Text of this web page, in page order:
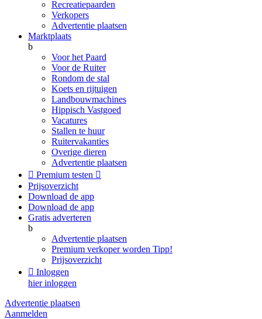
Recreatiepaarden
Verkopers
Advertentie plaatsen
Marktplaats
b
Voor het Paard
Voor de Ruiter
Rondom de stal
Koets en rijtuigen
Landbouwmachines
Hippisch Vastgoed
Vacatures
Stallen te huur
Ruitervakanties
Overige dieren
Advertentie plaatsen
 Premium testen 
Prijsoverzicht
Download de app
Download de app
Gratis adverteren
b
Advertentie plaatsen
Premium verkoper worden Tipp!
Prijsoverzicht
 Inloggen
hier inloggen
Advertentie plaatsen
Aanmelden